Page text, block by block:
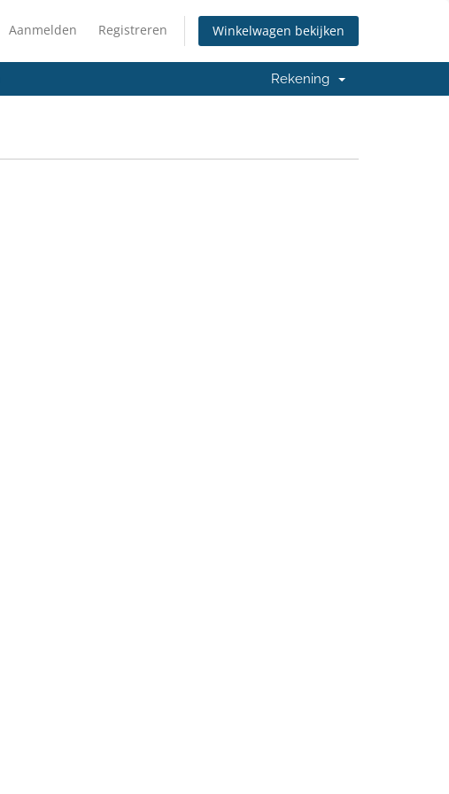
Aanmelden Registreren Winkelwagen bekijken
Rekening